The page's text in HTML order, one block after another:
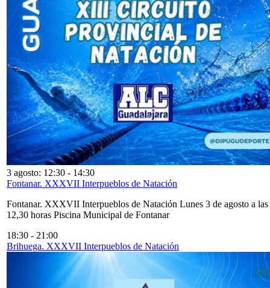
3 agosto: 12:30 - 14:30
Fontanar. XXXVII Interpueblos de Natación
Fontanar. XXXVII Interpueblos de Natación Lunes 3 de agosto a las
12,30 horas Piscina Municipal de Fontanar
18:30 - 21:00
Brihuega. XXXVII Interpueblos de Natación